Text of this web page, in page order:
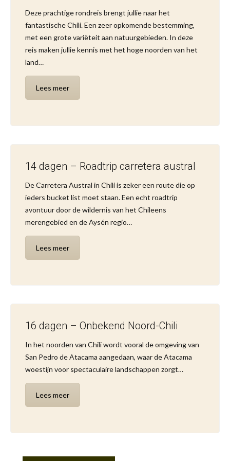
Deze prachtige rondreis brengt jullie naar het
fantastische Chili. Een zeer opkomende bestemming,
met een grote variëteit aan natuurgebieden. In deze
reis maken jullie kennis met het hoge noorden van het
land…
Lees meer
14 dagen – Roadtrip carretera austral
De Carretera Austral in Chili is zeker een route die op
ieders bucket list moet staan. Een echt roadtrip
avontuur door de wildernis van het Chileens
merengebied en de Aysén regio…
Lees meer
16 dagen – Onbekend Noord-Chili
In het noorden van Chili wordt vooral de omgeving van
San Pedro de Atacama aangedaan, waar de Atacama
woestijn voor spectaculaire landschappen zorgt…
Lees meer